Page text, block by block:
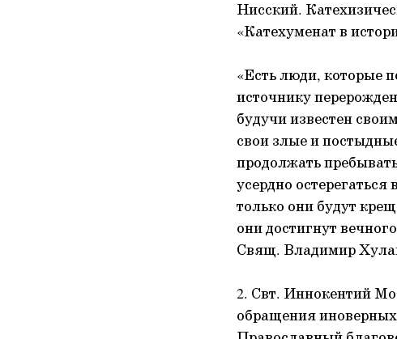
Нисский.
«Катехуменат в
«Есть люди, которые
источнику
будучи известен
свои злые и
продолжать
усердно
только они будут
они достигнут
Свящ. Владимир
2. Свт. Иннокентий
обращения